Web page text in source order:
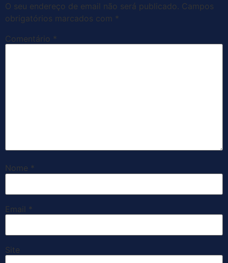
O seu endereço de email não será publicado. Campos
obrigatórios marcados com *
Comentário *
Nome *
Email *
Site